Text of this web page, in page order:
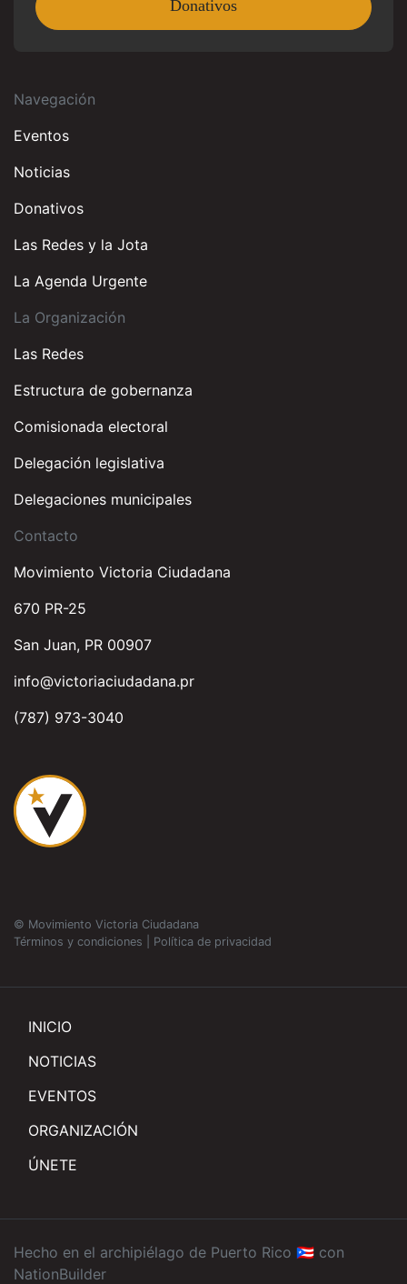
Donativos
Navegación
Eventos
Noticias
Donativos
Las Redes y la Jota
La Agenda Urgente
La Organización
Las Redes
Estructura de gobernanza
Comisionada electoral
Delegación legislativa
Delegaciones municipales
Contacto
Movimiento Victoria Ciudadana
670 PR-25
San Juan, PR 00907
info@victoriaciudadana.pr
(787) 973-3040
© Movimiento Victoria Ciudadana
Términos y condiciones
Política de privacidad
INICIO
NOTICIAS
EVENTOS
ORGANIZACIÓN
ÚNETE
Hecho en el archipiélago de Puerto Rico 🇵🇷 con
NationBuilder